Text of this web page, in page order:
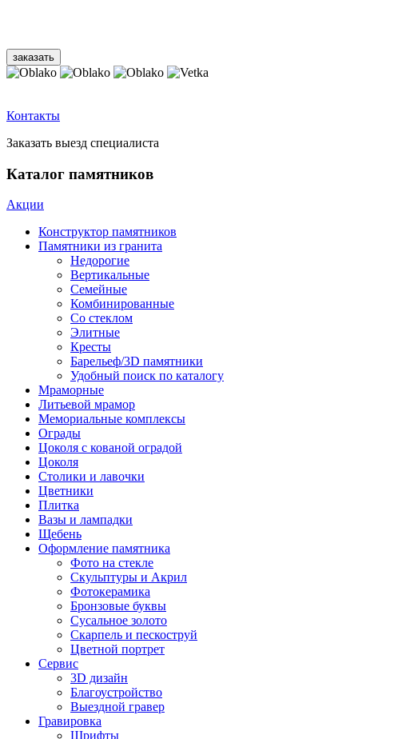
Контакты
Заказать выезд специалиста
Каталог памятников
Акции
Конструктор памятников
Памятники из гранита
Недорогие
Вертикальные
Семейные
Комбинированные
Со стеклом
Элитные
Кресты
Барельеф/3D памятники
Удобный поиск по каталогу
Мраморные
Литьевой мрамор
Мемориальные комплексы
Ограды
Цоколя с кованой оградой
Цоколя
Столики и лавочки
Цветники
Плитка
Вазы и лампадки
Щебень
Оформление памятника
Фото на стекле
Скульптуры и Акрил
Фотокерамика
Бронзовые буквы
Сусальное золото
Скарпель и пескоструй
Цветной портрет
Сервис
3D дизайн
Благоустройство
Выездной гравер
Гравировка
Шрифты